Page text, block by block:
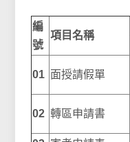
編
號
項目名稱
01 面授請假單
02 轉區申請書